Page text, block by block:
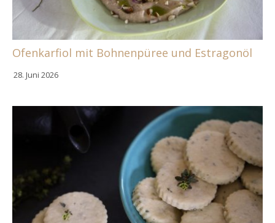
Ofenkarfiol mit Bohnenpüree und Estragonöl
28. Juni 2026